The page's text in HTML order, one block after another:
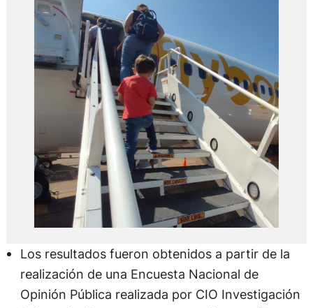
Los resultados fueron obtenidos a partir de la
realización de una Encuesta Nacional de
Opinión Pública realizada por CIO Investigación